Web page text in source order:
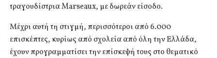
τραγουδίστρια Marseaux, με δωρεάν είσοδο.
Μέχρι αυτή τη στιγμή, περισσότεροι από 6.000
επισκέπτες, κυρίως από σχολεία από όλη την Ελλάδα,
έχουν προγραμματίσει την επίσκεψή τους στο θεματικό